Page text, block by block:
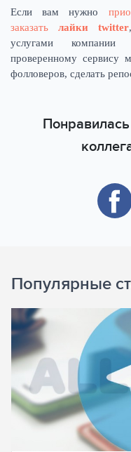
Если вам нужно
заказать лайки twitter
услугами компании
проверенному сервису
фолловеров, сделать
Понравилась
Популярные